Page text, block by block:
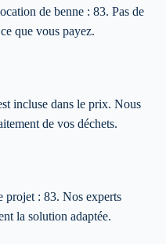
de benne : 83. Pas de
que vous payez.
incluse dans le prix. Nous
de vos déchets.
projet : 83. Nos experts
la solution adaptée.